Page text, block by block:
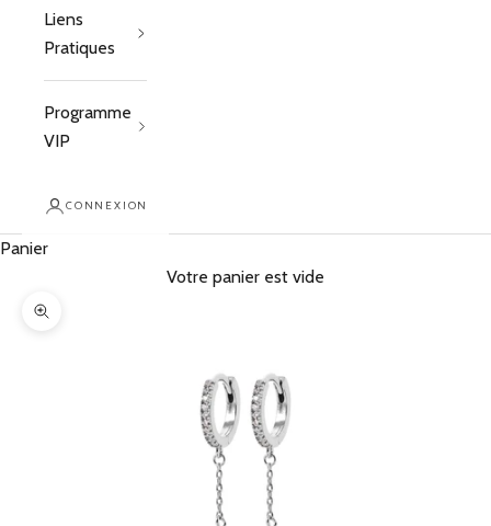
Liens
Pratiques
Programme
VIP
CONNEXION
Panier
Votre panier est vide
Zoomer sur l'image